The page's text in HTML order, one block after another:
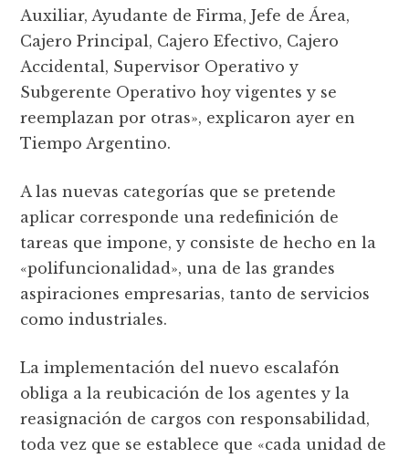
Auxiliar, Ayudante de Firma, Jefe de Área,
Cajero Principal, Cajero Efectivo, Cajero
Accidental, Supervisor Operativo y
Subgerente Operativo hoy vigentes y se
reemplazan por otras», explicaron ayer en
Tiempo Argentino.
A las nuevas categorías que se pretende
aplicar corresponde una redefinición de
tareas que impone, y consiste de hecho en la
«polifuncionalidad», una de las grandes
aspiraciones empresarias, tanto de servicios
como industriales.
La implementación del nuevo escalafón
obliga a la reubicación de los agentes y la
reasignación de cargos con responsabilidad,
toda vez que se establece que «cada unidad de